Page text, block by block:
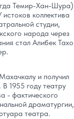
Темир-Хан-
коллектива
студии,
народа через
стал Алибек
и получил
1955 году театру
- фактического
драматургии,
театра.